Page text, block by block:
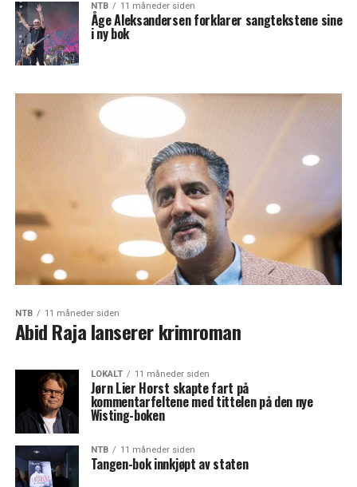
NTB 11 måneder siden
Åge Aleksandersen forklarer sangtekstene sine
i ny bok
NTB 11 måneder siden
Abid Raja lanserer krimroman
LOKALT 11 måneder siden
Jørn Lier Horst skapte fart på
kommentarfeltene med tittelen på den nye
Wisting-boken
NTB 11 måneder siden
Tangen-bok innkjøpt av staten